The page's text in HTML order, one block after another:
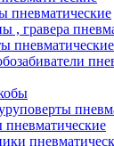
пневматические
, гравера
пневматические